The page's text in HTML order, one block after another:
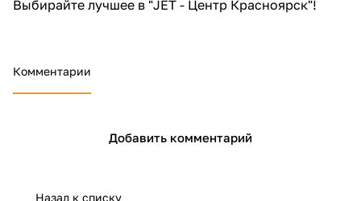
Выбирайте лучшее в "JET - Центр Красноярск"!
Комментарии
Добавить комментарий
Назад к списку